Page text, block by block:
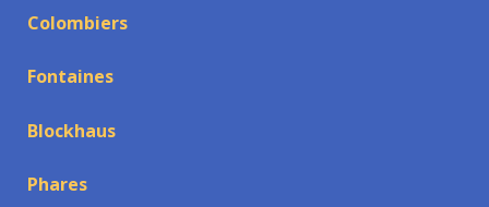
Colombiers
Fontaines
Blockhaus
Phares